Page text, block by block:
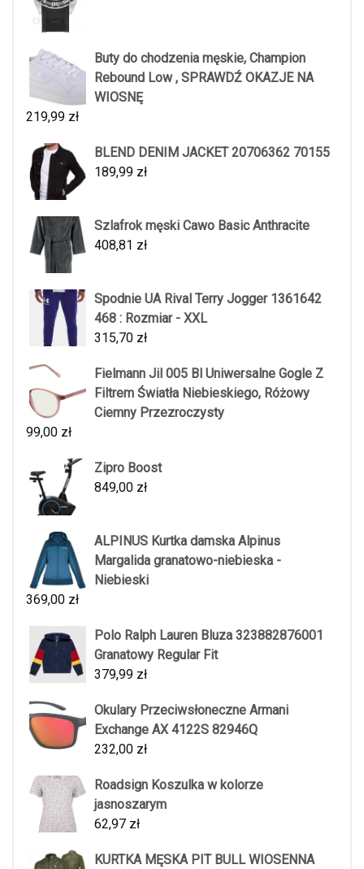
Buty do chodzenia męskie, Champion
Rebound Low , SPRAWDŹ OKAZJE NA
WIOSNĘ
219,99 zł
BLEND DENIM JACKET 20706362 70155
189,99 zł
Szlafrok męski Cawo Basic Anthracite
408,81 zł
Spodnie UA Rival Terry Jogger 1361642
468 : Rozmiar - XXL
315,70 zł
Fielmann Jil 005 Bl Uniwersalne Gogle Z
Filtrem Światła Niebieskiego, Różowy
Ciemny Przezroczysty
99,00 zł
Zipro Boost
849,00 zł
ALPINUS Kurtka damska Alpinus
Margalida granatowo-niebieska -
Niebieski
369,00 zł
Polo Ralph Lauren Bluza 323882876001
Granatowy Regular Fit
379,99 zł
Okulary Przeciwsłoneczne Armani
Exchange AX 4122S 82946Q
232,00 zł
Roadsign Koszulka w kolorze
jasnoszarym
62,97 zł
KURTKA MĘSKA PIT BULL WIOSENNA